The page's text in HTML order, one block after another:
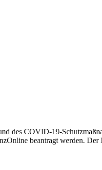
des COVID-19-
beantragt werden.